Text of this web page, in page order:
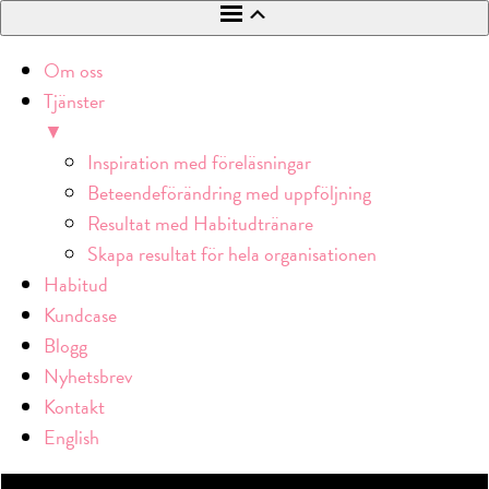
Om oss
Tjänster
▼
Inspiration med föreläsningar
Beteendeförändring med uppföljning
Resultat med Habitudtränare
Skapa resultat för hela organisationen
Habitud
Kundcase
Blogg
Nyhetsbrev
Kontakt
English